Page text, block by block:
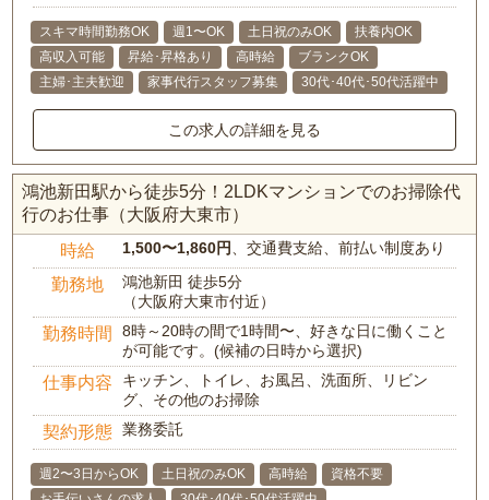
スキマ時間勤務OK 週1〜OK 土日祝のみOK
扶養内OK
高収入可能
昇給･昇格あり 高時給
ブランクOK
主婦･主夫歓迎
家事代行スタッフ募集 30代･40代･50代活躍中
この求人の詳細を見る
鴻池新田駅から徒歩5分！2LDKマンションでのお掃除代
行のお仕事（大阪府大東市）
時給 1,500〜1,860円 、交通費支給、前払い制度あり
勤務地
鴻池新田 徒歩5分
（大阪府大東市付近）
勤務時間
8時～20時の間で1時間〜、好きな日に働くこと
が可能です。(候補の日時から選択)
仕事内容
キッチン、トイレ、お風呂、洗面所、リビン
グ、その他のお掃除
契約形態 業務委託
週2〜3日からOK 土日祝のみOK 高時給
資格不要